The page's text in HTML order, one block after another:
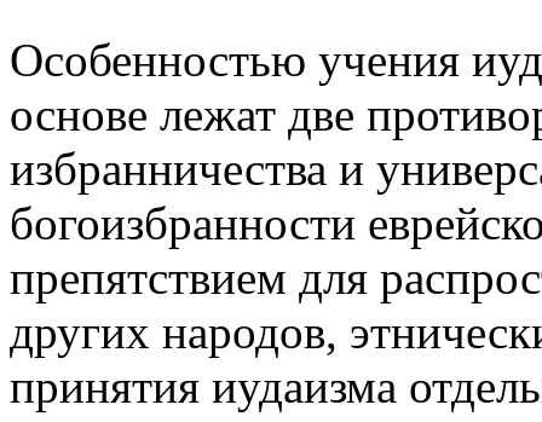
Особенностью учения
основе лежат две
избранничества и
богоизбранности
препятствием для
других народов,
принятия иудаизма